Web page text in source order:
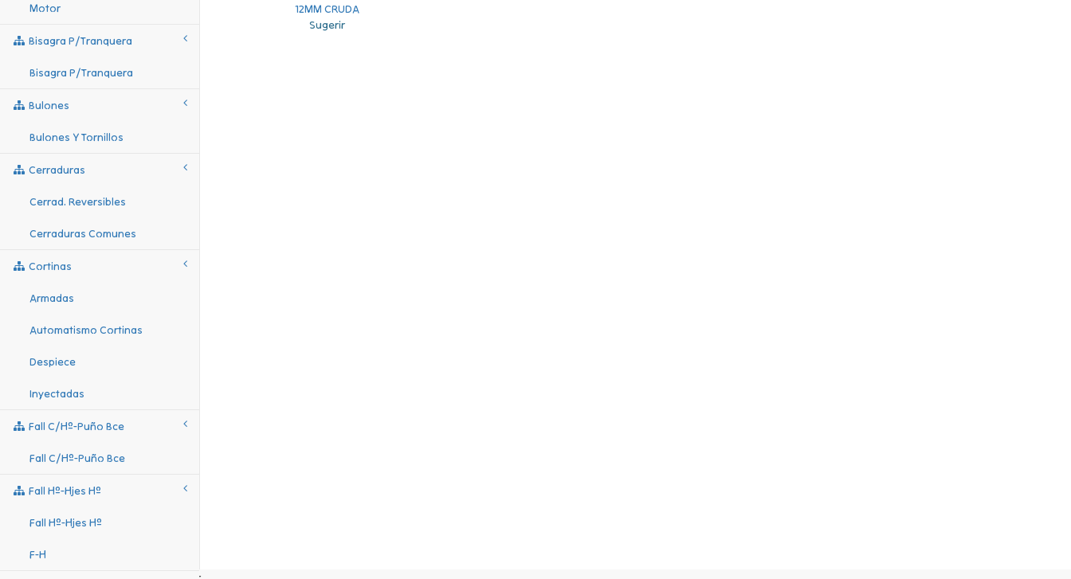
Motor
Bisagra P/tranquera
Bisagra P/tranquera
Bulones
Bulones Y Tornillos
Cerraduras
Cerrad. Reversibles
Cerraduras Comunes
Cortinas
Armadas
Automatismo Cortinas
Despiece
Inyectadas
Fall C/hº-Puño Bce
Fall C/hº-Puño Bce
Fall Hº-Hjes Hº
Fall Hº-Hjes Hº
F-H
Sugerir